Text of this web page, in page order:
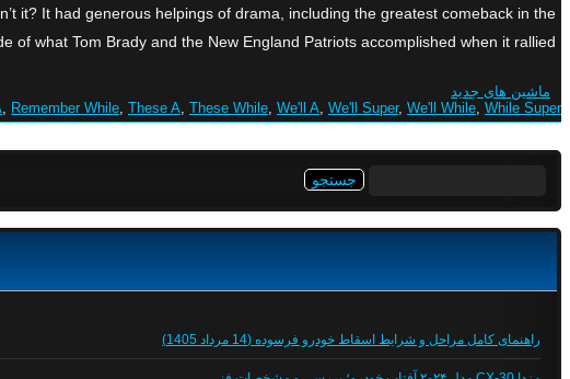
it? It had generous helpings of drama, including the greatest comeback in the
what Tom Brady and the New England Patriots accomplished when it rallied […]
ماشین های جدید
, Remember While, These A, These While, We'll A, We'll Super, We'll While, While Super
راهنمای کامل مراحل و شرایط اسقاط خودرو فرسوده (14 مرداد 1405)